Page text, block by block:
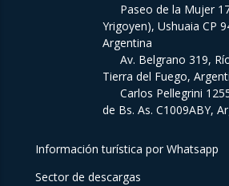
Paseo de la Mujer
Yrigoyen), Ushuaia CP
Argentina
Av. Belgrano 319,
Tierra del Fuego,
Carlos Pellegrini
de Bs. As. C1009ABY,
Información turística por Whatsapp
Sector de descargas